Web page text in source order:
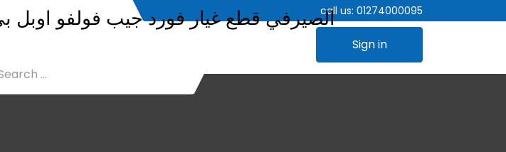
call us: 01274000095
Sign in